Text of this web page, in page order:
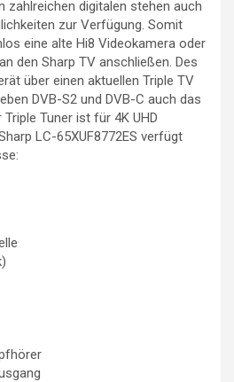
zahlreichen digitalen stehen auch
zur Verfügung. Somit
eine alte Hi8 Videokamera oder
den Sharp TV anschließen. Des
über einen aktuellen Triple TV
DVB-S2 und DVB-C auch das
Triple Tuner ist für 4K UHD
LC-65XUF8772ES verfügt